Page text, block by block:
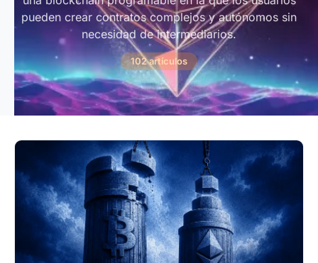
pueden crear contratos complejos y autónomos sin
necesidad de intermediarios.
102 artículos